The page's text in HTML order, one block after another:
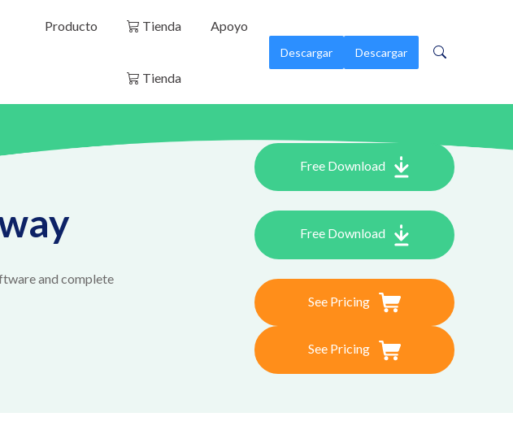
Producto Tienda
Tienda
Apoyo
Descargar Descargar
and complete
Free Download
Free Download
See Pricing
See Pricing